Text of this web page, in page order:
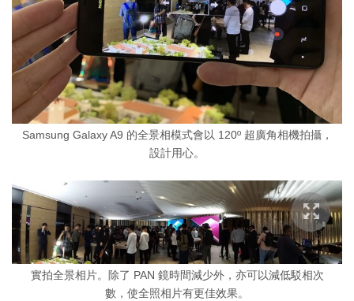
Samsung Galaxy A9 的全景相模式會以 120º 超廣角相機拍攝，
設計用心。
實拍全景相片。除了 PAN 鏡時間減少外，亦可以減低駁相次
數，使全照相片有更佳效果。